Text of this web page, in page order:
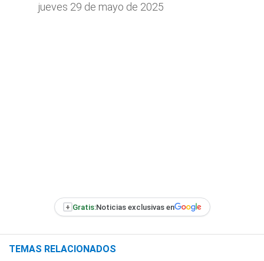
jueves 29 de mayo de 2025
+ Gratis:Noticias exclusivas en
TEMAS RELACIONADOS